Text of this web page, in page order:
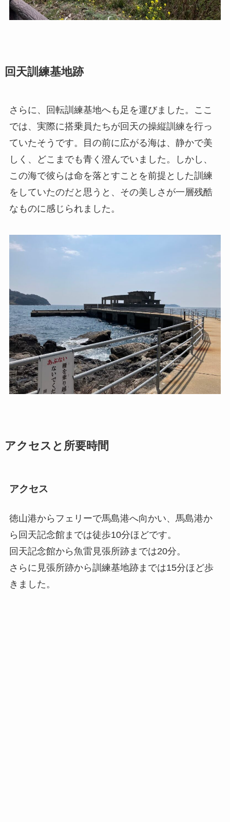
回天訓練基地跡
さらに、回転訓練基地へも足を運びました。ここ
では、実際に搭乗員たちが回天の操縦訓練を行っ
ていたそうです。目の前に広がる海は、静かで美
しく、どこまでも青く澄んでいました。しかし、
この海で彼らは命を落とすことを前提とした訓練
をしていたのだと思うと、その美しさが一層残酷
なものに感じられました。
アクセスと所要時間
アクセス
徳山港からフェリーで馬島港へ向かい、馬島港か
ら回天記念館までは徒歩10分ほどです。
回天記念館から魚雷見張所跡までは20分。
さらに見張所跡から訓練基地跡までは15分ほど歩
きました。